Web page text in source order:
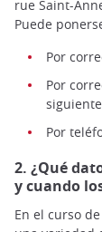
rue Saint-
Puede
Por
Por
Por
2. ¿Qué
y cuando
En el curso